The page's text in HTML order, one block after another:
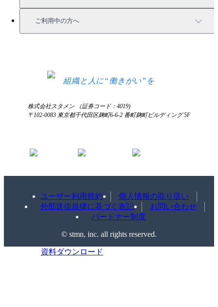
セミナー情報
サービス資料請求
ご利用中の方へ
組織と人に“働きがい”を
株式会社スタメン （証券コード：4019)
〒102-0083 東京都千代田区麹町6-6-2 番町麹町ビルディング 5F
ユーザー利用規約
個人情報の取り扱い
外部送信規律に基づく表記
お問い合わせ
パートナー制度
©️ stmn, inc. all rights reserved.
資料ダウンロード